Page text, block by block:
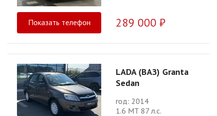
Показать телефон 289 000 ₽
LADA (ВАЗ) Granta
Sedan
год: 2014
1.6 МТ 87 л.с.